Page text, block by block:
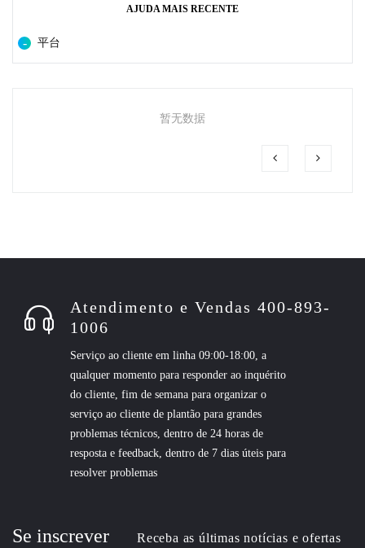
AJUDA MAIS RECENTE
平台
暂无数据
Atendimento e Vendas 400-893-
1006
Serviço ao cliente em linha 09:00-18:00, a
qualquer momento para responder ao inquérito
do cliente, fim de semana para organizar o
serviço ao cliente de plantão para grandes
problemas técnicos, dentro de 24 horas de
resposta e feedback, dentro de 7 dias úteis para
resolver problemas
Se inscrever Receba as últimas notícias e ofertas